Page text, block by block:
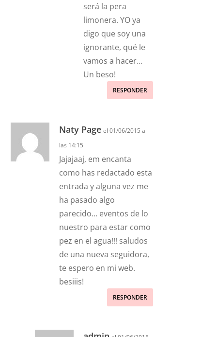
será la pera
limonera. YO ya
digo que soy una
ignorante, qué le
vamos a hacer…
Un beso!
RESPONDER
Naty Page el 01/06/2015 a
las 14:15
Jajajaaj, em encanta
como has redactado esta
entrada y alguna vez me
ha pasado algo
parecido… eventos de lo
nuestro para estar como
pez en el agua!!! saludos
de una nueva seguidora,
te espero en mi web.
besiiis!
RESPONDER